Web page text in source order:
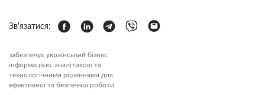
Зв'язатися:
забезпечує український бізнес
інформацією, аналітикою та
технологічними рішеннями для
ефективної та безпечної роботи.